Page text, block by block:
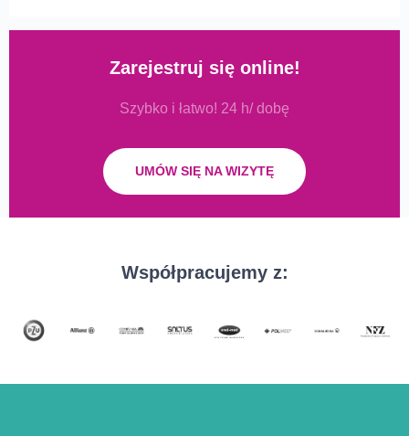
Zarejestruj się online!
Szybko i łatwo! 24 h/ dobę
UMÓW SIĘ NA WIZYTĘ
Współpracujemy z: